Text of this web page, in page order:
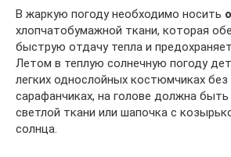
В жаркую погоду необходимо носить
хлопчатобумажной ткани, которая
быструю отдачу тепла и
Летом в теплую солнечную погоду
легких однослойных костюмчиках без
сарафанчиках, на голове должна быть
светлой ткани или шапочка с
солнца.